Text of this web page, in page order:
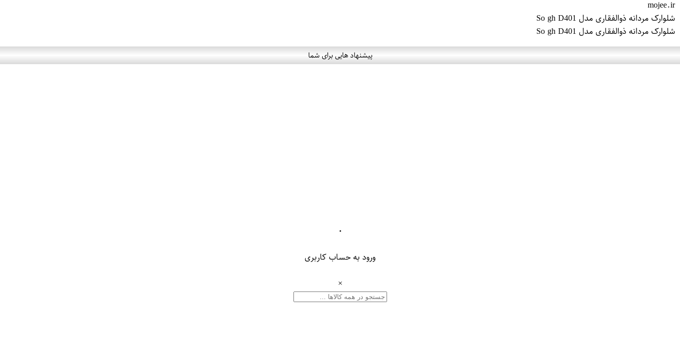
mojee.ir
شلوارک مردانه ذوالفقاری مدل So gh D401
شلوارک مردانه ذوالفقاری مدل So gh D401
پیشنهاد هایی برای شما
۰
ورود به حساب کاربری
×